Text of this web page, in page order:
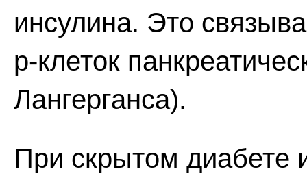
инсулина. Это
р-клеток
Лангерганса).
При скрытом диабете